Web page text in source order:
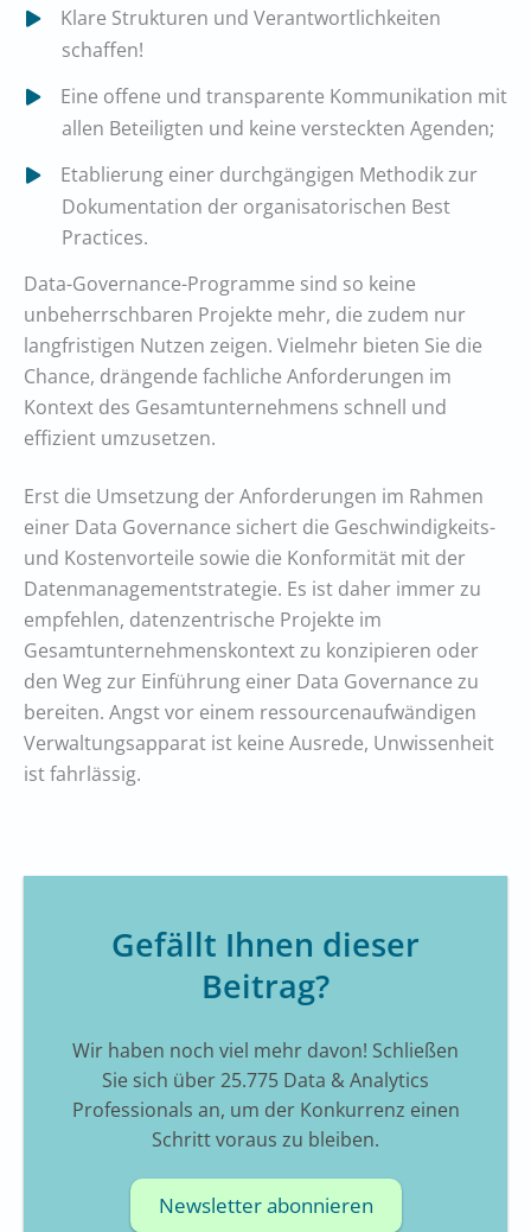
Klare Strukturen und Verantwortlichkeiten
schaffen!
Eine offene und transparente Kommunikation mit
allen Beteiligten und keine versteckten Agenden;
Etablierung einer durchgängigen Methodik zur
Dokumentation der organisatorischen Best
Practices.
Data-Governance-Programme sind so keine
unbeherrschbaren Projekte mehr, die zudem nur
langfristigen Nutzen zeigen. Vielmehr bieten Sie die
Chance, drängende fachliche Anforderungen im
Kontext des Gesamtunternehmens schnell und
effizient umzusetzen.
Erst die Umsetzung der Anforderungen im Rahmen
einer Data Governance sichert die Geschwindigkeits-
und Kostenvorteile sowie die Konformität mit der
Datenmanagementstrategie. Es ist daher immer zu
empfehlen, datenzentrische Projekte im
Gesamtunternehmenskontext zu konzipieren oder
den Weg zur Einführung einer Data Governance zu
bereiten. Angst vor einem ressourcenaufwändigen
Verwaltungsapparat ist keine Ausrede, Unwissenheit
ist fahrlässig.
Gefällt Ihnen dieser
Beitrag?
Wir haben noch viel mehr davon! Schließen
Sie sich über 25.775 Data & Analytics
Professionals an, um der Konkurrenz einen
Schritt voraus zu bleiben.
Newsletter abonnieren